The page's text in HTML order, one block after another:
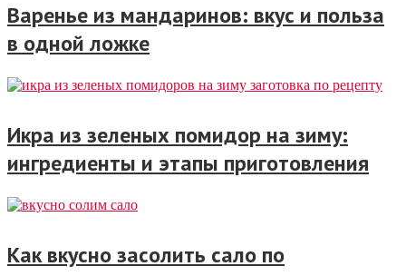
Варенье из мандаринов: вкус и польза
в одной ложке
Икра из зеленых помидор на зиму:
ингредиенты и этапы приготовления
Как вкусно засолить сало по